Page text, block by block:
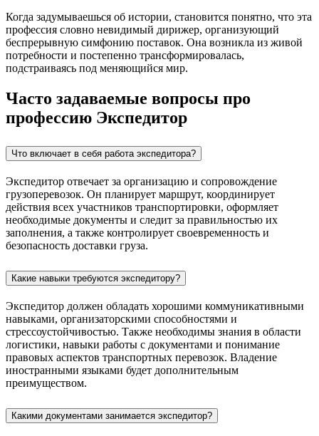
Когда задумываешься об истории, становится понятно, что эта
профессия словно невидимый дирижер, организующий
беспрерывную симфонию поставок. Она возникла из живой
потребности и постепенно трансформировалась,
подстраиваясь под меняющийся мир.
Часто задаваемые вопросы про
профессию Экспедитор
Что включает в себя работа экспедитора?
Экспедитор отвечает за организацию и сопровождение
грузоперевозок. Он планирует маршрут, координирует
действия всех участников транспортировки, оформляет
необходимые документы и следит за правильностью их
заполнения, а также контролирует своевременность и
безопасность доставки груза.
Какие навыки требуются экспедитору?
Экспедитор должен обладать хорошими коммуникативными
навыками, организаторскими способностями и
стрессоустойчивостью. Также необходимы знания в области
логистики, навыки работы с документами и понимание
правовых аспектов транспортных перевозок. Владение
иностранными языками будет дополнительным
преимуществом.
Какими документами занимается экспедитор?